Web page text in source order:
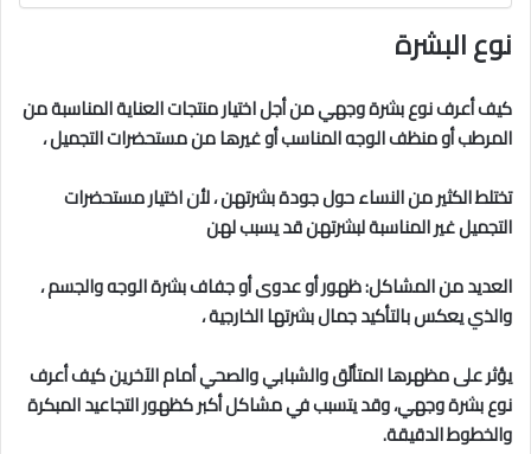
نوع البشرة
كيف أعرف نوع بشرة وجهي من أجل اختيار منتجات العناية المناسبة من
المرطب أو منظف الوجه المناسب أو غيرها من مستحضرات التجميل ،
تختلط الكثير من النساء حول جودة بشرتهن ، لأن اختيار مستحضرات
التجميل غير المناسبة لبشرتهن قد يسبب لهن
العديد من المشاكل: ظهور أو عدوى أو جفاف بشرة الوجه والجسم ،
والذي يعكس بالتأكيد جمال بشرتها الخارجية ،
يؤثر على مظهرها المتألّق والشبابي والصحي أمام الآخرين كيف أعرف
نوع بشرة وجهي، وقد يتسبب في مشاكل أكبر كظهور التجاعيد المبكرة
والخطوط الدقيقة.